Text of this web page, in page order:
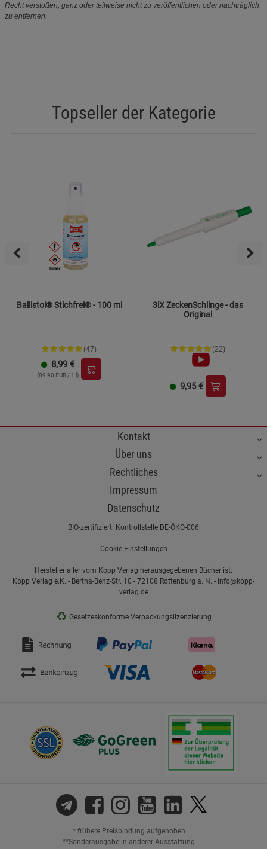
Recht verstoßen, ganz oder teilweise nicht zu veröffentlichen oder nachträglich
zu entfernen.
Topseller der Kategorie
Ballistol® Stichfrei® - 100 ml
(47)
8,99 €
(89,90 EUR / 1 l)
3iX ZeckenSchlinge - das
Original
(22)
9,95 €
Kontakt
Über uns
Rechtliches
Impressum
Datenschutz
BIO-zertifiziert: Kontrollstelle DE-ÖKO-006
Cookie-Einstellungen
Hersteller aller vom Kopp Verlag herausgegebenen Bücher ist:
Kopp Verlag e.K. - Bertha-Benz-Str. 10 - 72108 Rottenburg a. N. - info@kopp-
verlag.de
♻ Gesetzeskonforme Verpackungslizenzierung
* frühere Preisbindung aufgehoben
**Sonderausgabe in anderer Ausstattung